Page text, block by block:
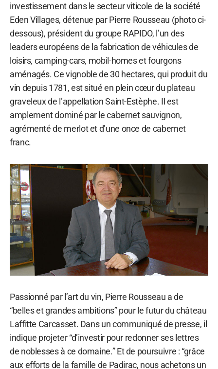
investissement dans le secteur viticole de la société
Eden Villages, détenue par Pierre Rousseau (photo ci-
dessous), président du groupe RAPIDO, l’un des
leaders européens de la fabrication de véhicules de
loisirs, camping-cars, mobil-homes et fourgons
aménagés. Ce vignoble de 30 hectares, qui produit du
vin depuis 1781, est situé en plein cœur du plateau
graveleux de l’appellation Saint-Estèphe. Il est
amplement dominé par le cabernet sauvignon,
agrémenté de merlot et d’une once de cabernet
franc.
Passionné par l’art du vin, Pierre Rousseau a de
“belles et grandes ambitions” pour le futur du château
Laffitte Carcasset. Dans un communiqué de presse, il
indique projeter “d’investir pour redonner ses lettres
de noblesses à ce domaine.” Et de poursuivre : “grâce
aux efforts de la famille de Padirac, nous achetons un